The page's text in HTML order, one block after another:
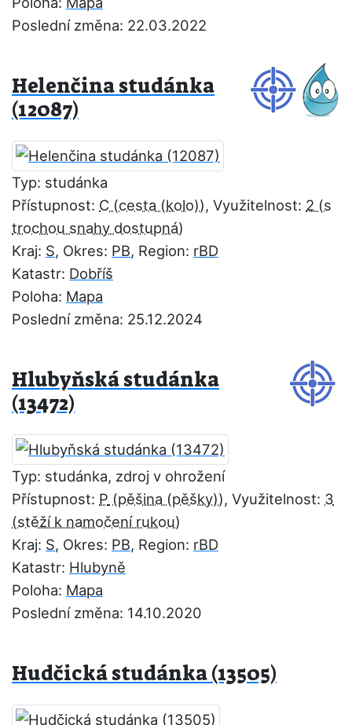
Poslední změna: 22.03.2022
Helenčina studánka
(12087)
Typ: studánka
Přístupnost: C , Využitelnost: 2
Kraj: S, Okres: PB, Region: rBD
Katastr: Dobříš
Poloha: Mapa
Poslední změna: 25.12.2024
Hlubyňská studánka
(13472)
Typ: studánka, zdroj v ohrožení
Přístupnost: P , Využitelnost: 3
Kraj: S, Okres: PB, Region: rBD
Katastr: Hlubyně
Poloha: Mapa
Poslední změna: 14.10.2020
Hudčická studánka (13505)